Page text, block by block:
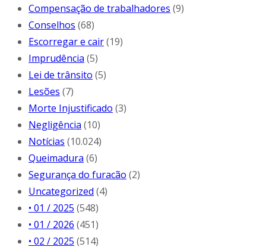
Compensação de trabalhadores (9)
Conselhos (68)
Escorregar e cair(19)
Imprudência (5)
Lei de trânsito (5)
Lesões (7)
Morte Injustificado (3)
Negligência (10)
Notícias (10.024)
Queimadura (6)
Segurança do furacão (2)
Uncategorized (4)
• 01 / 2025 (548)
• 01 / 2026 (451)
• 02 / 2025 (514)